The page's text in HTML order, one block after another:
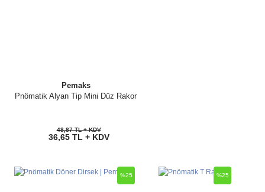
Pemaks
Pnömatik Alyan Tip Mini Düz Rakor
48,87 TL + KDV
36,65 TL + KDV
%25 %25